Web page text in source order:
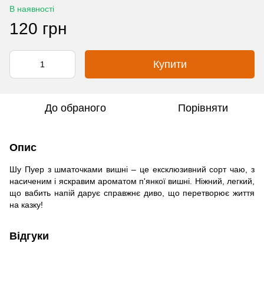
В наявності
120 грн
Купити
До обраного Порівняти
Опис
Шу Пуер з шматочками вишні – це ексклюзивний сорт чаю, з
насиченим і яскравим ароматом п'янкої вишні. Ніжний, легкий,
що вабить напій дарує справжнє диво, що перетворює життя
на казку!
Відгуки